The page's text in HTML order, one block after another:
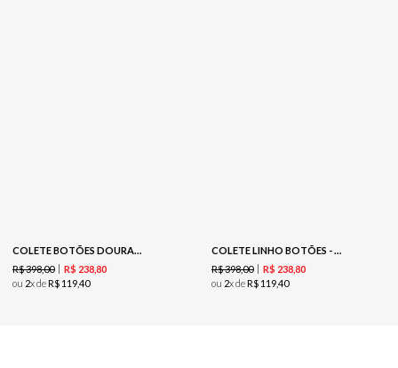
COLETE BOTÕES DOURADOS - COOKIE
R$398,00 R$ 23880
ou 2x deR$ 11940
COLETE LINHO BOTÕES - VINHO
R$398,00 R$ 23880
ou 2x deR$ 11940